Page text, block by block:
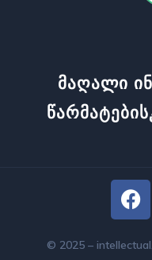
Მაღალი
© 2025 –